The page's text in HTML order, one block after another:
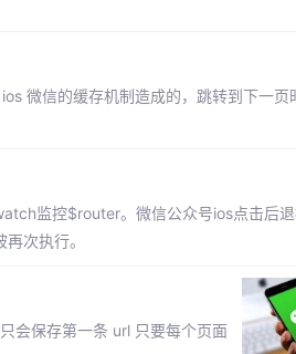
微信的缓存机制造成的，跳转到下一页
监控$router。微信公众号ios点击后
次执行。
会保存第一条 url 只要每个页面